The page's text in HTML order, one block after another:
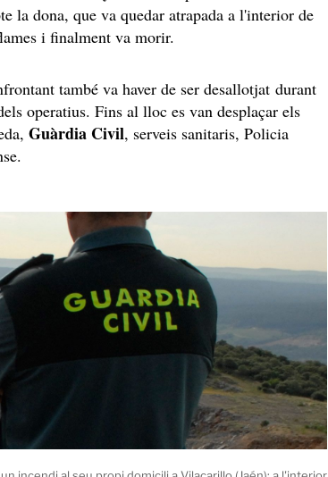
la dona, que va quedar atrapada a l'interior de
i finalment va morir.
també va haver de ser desallotjat durant
operatius. Fins al lloc es van desplaçar els
Guàrdia Civil, serveis sanitaris, Policia